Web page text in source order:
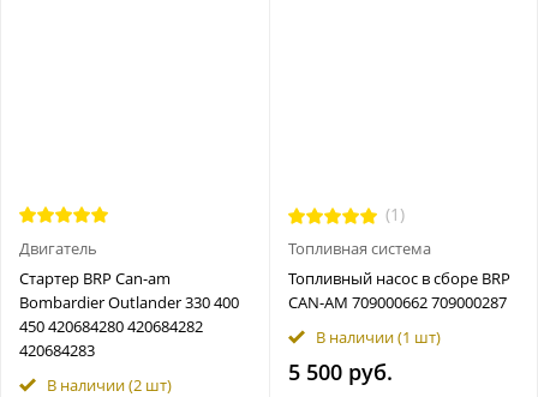
Двигатель
Стартер BRP Can-am
Bombardier Outlander 330 400
450 420684280 420684282
420684283
В наличии(2 шт)
(1)
Топливная система
Топливный насос в сборе BRP
CAN-AM 709000662 709000287
В наличии(1 шт)
5 500 руб.